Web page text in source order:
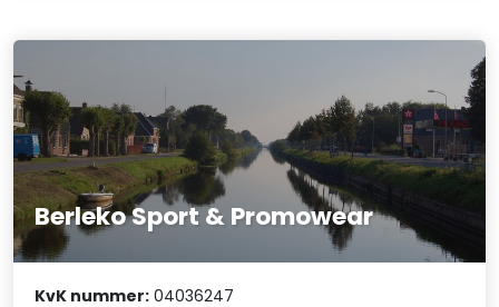
Berleko Sport & Promowear
KvK nummer: 04036247